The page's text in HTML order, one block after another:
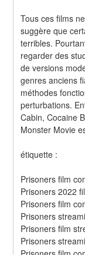
Tous ces films
suggère que
terribles.
regarder des
de versions
genres anciens
méthodes
perturbations.
Cabin, Cocaine
Monster Movie
étiquette :
Prisoners film
Prisoners 2022
Prisoners film
Prisoners
Prisoners film
Prisoners